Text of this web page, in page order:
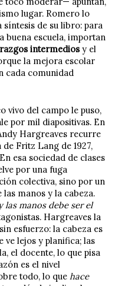
lugar. Romero lo
síntesis de su libro: para
buena escuela, importan
intermedios y el
cada comunidad
vivo del campo le puso,
Hargreaves recurre
Fritz Lang de 1927,
esa sociedad de clases
por una fuga
colectiva, sino por un
las manos debe ser el
Hargreaves la
esfuerzo: la cabeza es
ve lejos y planifica; las
el docente, lo que pisa
es el nivel
todo, lo que hace